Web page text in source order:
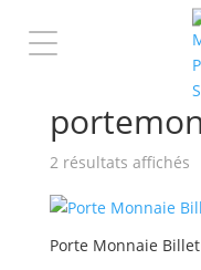
/ Produits
2 résultats affichés
Porte Monnaie Billet